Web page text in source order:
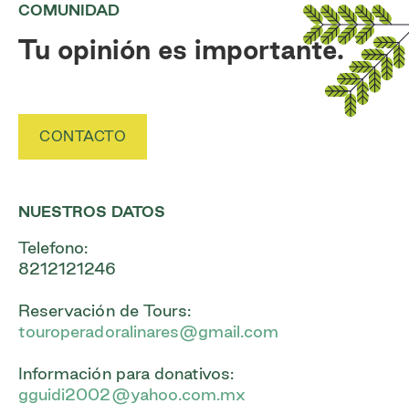
COMUNIDAD
Tu opinión es importante.
CONTACTO
NUESTROS DATOS
Telefono:
8212121246
Reservación de Tours:
touroperadoralinares@gmail.com
Información para donativos:
gguidi2002@yahoo.com.mx